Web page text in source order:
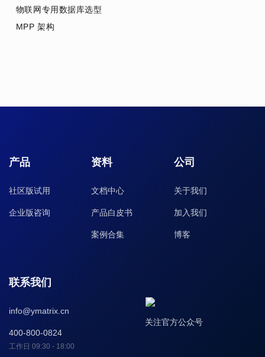
物联网专用数据库选型
MPP 架构
产品
社区版试用
企业版咨询
资料
文档中心
产品白皮书
案例合集
公司
关于我们
加入我们
博客
联系我们
info@ymatrix.cn
400-800-0824
工作日 09:30 - 18:00
关注官方公众号